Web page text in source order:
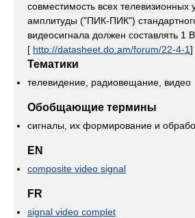
совместимость всех телевизионных
амплитуды ("ПИК-ПИК")
видеосигнала должен составлять 1 В.
[ http://datasheet.do.am/forum/22-4-1]
Тематики
телевидение, радиовещание, видео
Обобщающие термины
сигналы, их формирование и
EN
composite video signal
FR
signal video complet